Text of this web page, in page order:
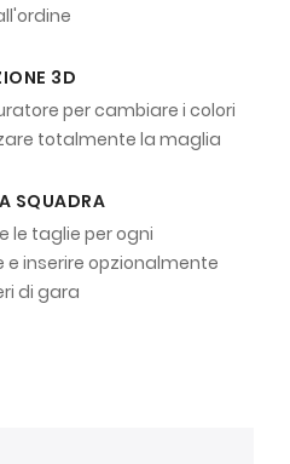
3D
per cambiare i colori
totalmente la maglia
SQUADRA
le taglie per ogni
inserire opzionalmente
di gara